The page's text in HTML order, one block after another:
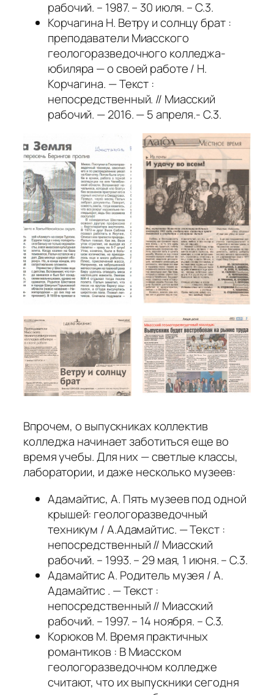
рабочий. – 1987. – 30 июля. – С.3.
Корчагина Н. Ветру и солнцу брат :
преподаватели Миасского
геологоразведочного колледжа-
юбиляра — о своей работе / Н.
Корчагина. — Текст :
непосредственный. // Миасский
рабочий. — 2016. — 5 апреля.- С.3.
Впрочем, о выпускниках коллектив
колледжа начинает заботиться еще во
время учебы. Для них — светлые классы,
лаборатории, и даже несколько музеев:
Адамайтис, А. Пять музеев под одной
крышей: геологоразведочный
техникум / А.Адамайтис. — Текст :
непосредственный // Миасский
рабочий. – 1993. – 29 мая, 1 июня. – С.3.
Адамайтис А. Родитель музея / А.
Адамайтис . — Текст :
непосредственный // Миасский
рабочий. – 1997. – 14 ноября. – С.3.
Корюков М. Время практичных
романтиков : В Миасском
геологоразведочном колледже
считают, что их выпускники сегодня